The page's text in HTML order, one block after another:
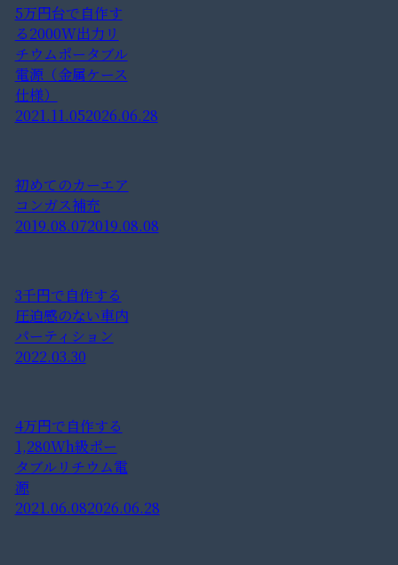
5万円台で自作す
る2000W出力リ
チウムポータブル
電源（金属ケース
仕様）
2021.11.052026.06.28
初めてのカーエア
コンガス補充
2019.08.072019.08.08
3千円で自作する
圧迫感のない車内
パーティション
2022.03.30
4万円で自作する
1,280Wh級ポー
タブルリチウム電
源
2021.06.082026.06.28